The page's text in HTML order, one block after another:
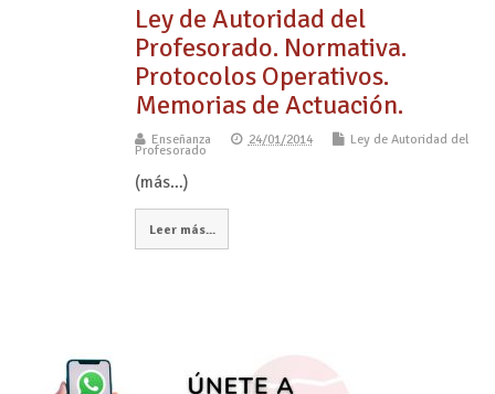
Ley de Autoridad del
Profesorado. Normativa.
Protocolos Operativos.
Memorias de Actuación.
Enseñanza 24/01/2014 Ley de Autoridad del
Profesorado
(más…)
Leer más...